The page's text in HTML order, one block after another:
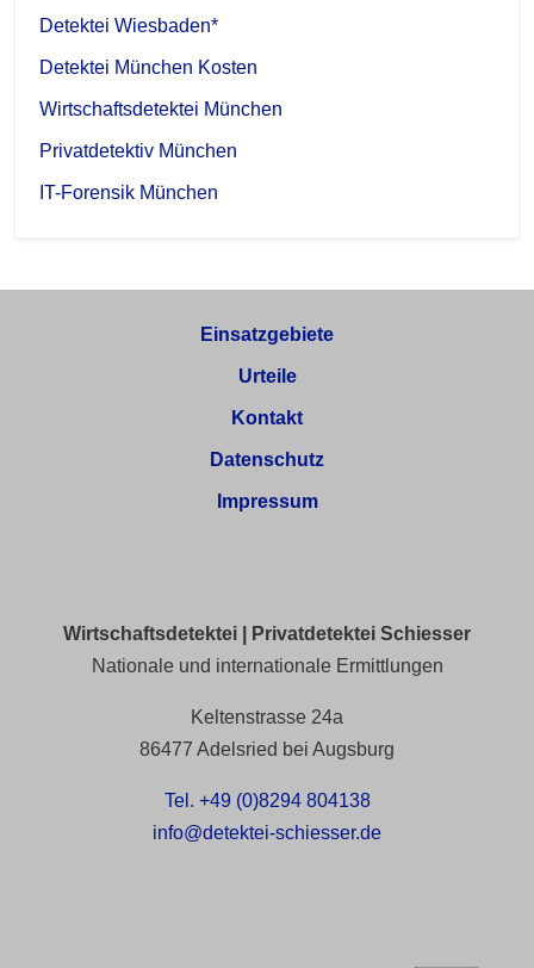
Detektei Wiesbaden*
Detektei München Kosten
Wirtschaftsdetektei München
Privatdetektiv München
IT-Forensik München
Einsatzgebiete
Urteile
Kontakt
Datenschutz
Impressum
Wirtschaftsdetektei | Privatdetektei Schiesser
Nationale und internationale Ermittlungen
Keltenstrasse 24a
86477 Adelsried bei Augsburg
Tel. +49 (0)8294 804138
info@detektei-schiesser.de